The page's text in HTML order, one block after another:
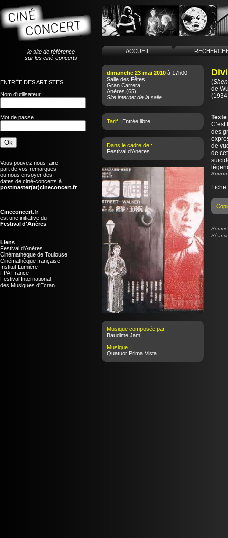
le site de référence
sur les ciné-concerts
ENTRÉE DES ARTISTES
Nom d'utilisateur
Mot de passe
Vous pouvez nous faire
part de vos remarques
ou nous envoyer des
dates de ciné-concerts à :
postmaster(at)cineconcert.fr
Cineconcert.fr
est une initiative du
Festival d'Anères
Liens
Festival d'Anères
Cinémathèque de Toulouse
Cinémathèque française
Institut Lumière
FPA France
Festival International
des Musiques d'Ecran
ACCUEIL
dimanche 23 mai 2010 à 17h00
Salle des Fêtes
Gran Carrera
Anères (65)
Site internet de la salle
Tarif : Entrée libre
Dans le cadre de :
Festival d'Anères
Musique composée par :
Baudime Jam
Musique :
Quatuor Prima Vista
(
de
des
de
de